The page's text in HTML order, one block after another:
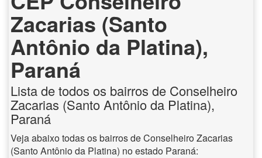
Zacarias (Santo
Antônio da Platina),
Paraná
Lista de todos os bairros de Conselheiro
Zacarias (Santo Antônio da Platina),
Paraná
Veja abaixo todas os bairros de Conselheiro Zacarias
(Santo Antônio da Platina) no estado Paraná: